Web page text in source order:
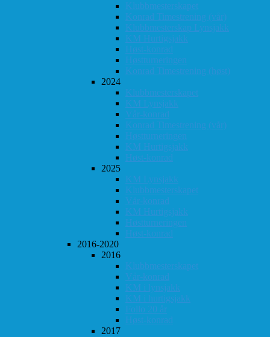
Klubbmesterskapet
Konrad Timestrening (vår)
Klubbmesterskap Lynsjakk
KM Hurtigsjakk
Høst-konrad
Høstturneringen
Konrad Timestrening (høst)
2024
Klubbmesterskapet
KM Lynsjakk
Vår-konrad
Konrad Timestrening (vår)
Høstturneringen
KM Hurtigsjakk
Høst-konrad
2025
KM Lynsjakk
Klubbmesterskapet
Vår-konrad
KM Hurtigsjakk
Høstturneringen
Høst-konrad
2016-2020
2016
Klubbmesterskapet
Vår-konrad
KM i lynsjakk
KM i hurtigsjakk
Follo 20 år
Høst-konrad
2017